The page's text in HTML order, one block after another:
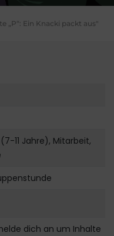
„P“: Ein Knacki packt aus"
11 Jahre), Mitarbeit,
dich an um Inhalte